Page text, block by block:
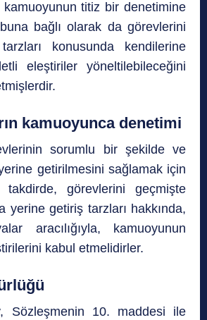
kamuoyunun titiz bir denetimine
bağlı olarak da görevlerini
konusunda kendilerine
eleştiriler yöneltilebileceğini
kamuoyunca denetimi
sorumlu bir şekilde ve
getirilmesini sağlamak için
görevlerini geçmişte
yerine getiriş tarzları hakkında,
aracılığıyla, kamuoyunun
kabul etmelidirler.
Sözleşmenin 10. maddesi ile